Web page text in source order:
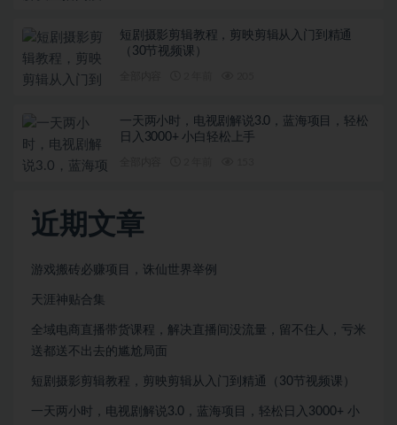
短剧摄影剪辑教程，剪映剪辑从入门到精通
（30节视频课）
一天两小时，电视剧解说3.0，蓝海项目，轻松
日入3000+ 小白轻松上手
近期文章
游戏搬砖必赚项目，诛仙世界举例
天涯神贴合集
全域电商直播带货课程，解决直播间没流量，留不住人，亏米
送都送不出去的尴尬局面
短剧摄影剪辑教程，剪映剪辑从入门到精通（30节视频课）
一天两小时，电视剧解说3.0，蓝海项目，轻松日入3000+ 小